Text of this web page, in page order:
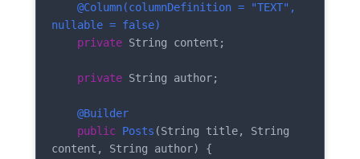
@Column(columnDefinition = "TEXT",
nullable = false)
private String content;
private String author;
@Builder
public Posts (String title, String
content, String author)
{